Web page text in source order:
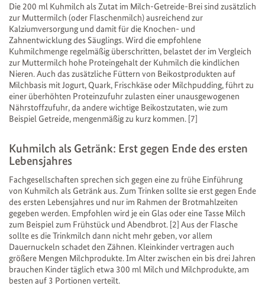
Die 200 ml Kuhmilch als Zutat im Milch-Getreide-Brei sind zusätzlich
zur Muttermilch (oder Flaschenmilch) ausreichend zur
Kalziumversorgung und damit für die Knochen- und
Zahnentwicklung des Säuglings. Wird die empfohlene
Kuhmilchmenge regelmäßig überschritten, belastet der im Vergleich
zur Muttermilch hohe Proteingehalt der Kuhmilch die kindlichen
Nieren. Auch das zusätzliche Füttern von Beikostprodukten auf
Milchbasis mit Jogurt, Quark, Frischkäse oder Milchpudding, führt zu
einer überhöhten Proteinzufuhr zulasten einer unausgewogenen
Nährstoffzufuhr, da andere wichtige Beikostzutaten, wie zum
Beispiel Getreide, mengenmäßig zu kurz kommen. [7]
Kuhmilch als Getränk: Erst gegen Ende des ersten
Lebensjahres
Fachgesellschaften sprechen sich gegen eine zu frühe Einführung
von Kuhmilch als Getränk aus. Zum Trinken sollte sie erst gegen Ende
des ersten Lebensjahres und nur im Rahmen der Brotmahlzeiten
gegeben werden. Empfohlen wird je ein Glas oder eine Tasse Milch
zum Beispiel zum Frühstück und Abendbrot. [2] Aus der Flasche
sollte es die Trinkmilch dann nicht mehr geben, vor allem
Dauernuckeln schadet den Zähnen. Kleinkinder vertragen auch
größere Mengen Milchprodukte. Im Alter zwischen ein bis drei Jahren
brauchen Kinder täglich etwa 300 ml Milch und Milchprodukte, am
besten auf 3 Portionen verteilt.